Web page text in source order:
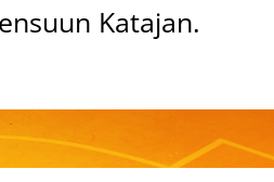
Katajan.